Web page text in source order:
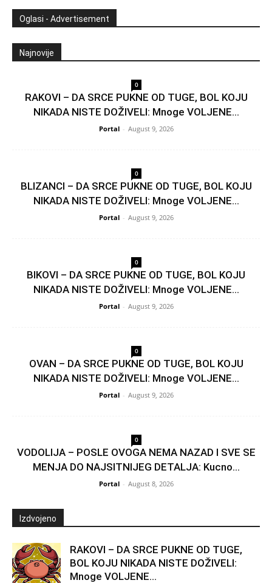
Oglasi - Advertisement
Najnovije
0
RAKOVI – DA SRCE PUKNE OD TUGE, BOL KOJU
NIKADA NISTE DOŽIVELI: Mnoge VOLJENE...
Portal - August 9, 2026
0
BLIZANCI – DA SRCE PUKNE OD TUGE, BOL KOJU
NIKADA NISTE DOŽIVELI: Mnoge VOLJENE...
Portal - August 9, 2026
0
BIKOVI – DA SRCE PUKNE OD TUGE, BOL KOJU
NIKADA NISTE DOŽIVELI: Mnoge VOLJENE...
Portal - August 9, 2026
0
OVAN – DA SRCE PUKNE OD TUGE, BOL KOJU
NIKADA NISTE DOŽIVELI: Mnoge VOLJENE...
Portal - August 9, 2026
0
VODOLIJA – POSLE OVOGA NEMA NAZAD I SVE SE
MENJA DO NAJSITNIJEG DETALJA: Kucno...
Portal - August 8, 2026
Izdvojeno
RAKOVI – DA SRCE PUKNE OD TUGE,
BOL KOJU NIKADA NISTE DOŽIVELI:
Mnoge VOLJENE...